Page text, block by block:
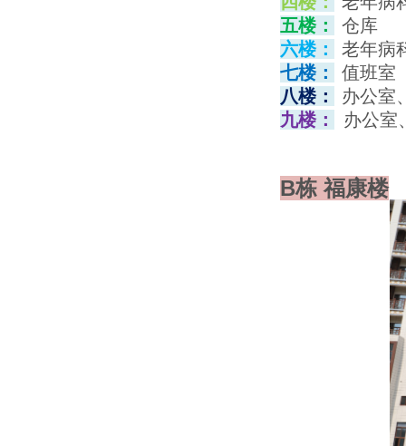
五楼：
仓库
六楼：
老年病
七楼：
值班室
八楼：
办公室
九楼：
办公室
B栋 福康楼